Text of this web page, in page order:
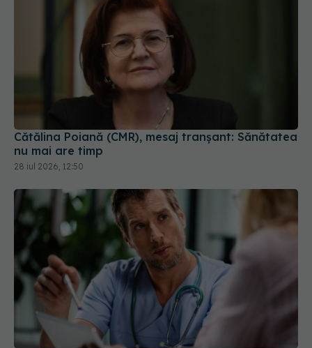
Cătălina Poiană (CMR), mesaj tranșant: Sănătatea
nu mai are timp
28 iul 2026, 12:50